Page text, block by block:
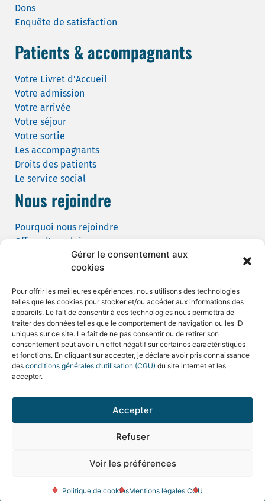
Gérer le consentement aux
cookies
Pour offrir les meilleures expériences, nous utilisons des technologies
telles que les cookies pour stocker et/ou accéder aux informations des
appareils. Le fait de consentir à ces technologies nous permettra de
traiter des données telles que le comportement de navigation ou les ID
uniques sur ce site. Le fait de ne pas consentir ou de retirer son
consentement peut avoir un effet négatif sur certaines caractéristiques
et fonctions. En cliquant sur accepter, je déclare avoir pris connaissance
des conditions générales d’utilisation (CGU) du site internet et les
accepter.
Accepter
Refuser
Voir les préférences
Politique de cookiesMentions légales CGU
Dons
Enquête de satisfaction
Patients & accompagnants
Votre Livret d’Accueil
Votre admission
Votre arrivée
Votre séjour
Votre sortie
Les accompagnants
Droits des patients
Le service social
Nous rejoindre
Pourquoi nous rejoindre
Offres d’emploi
Candidature spontanée
Demande de tournage
Mentions légales et CGU
Politique de confidentialité
Plan du site
Marne la Vallée 77 – Tous droits réservés